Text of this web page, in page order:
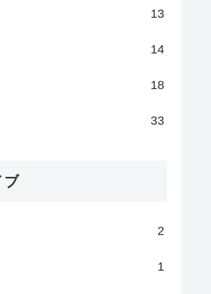
13
14
18
33
ブ
2
1